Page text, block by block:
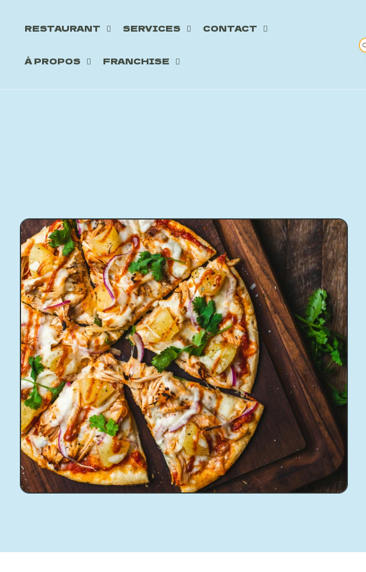
RESTAURANT SERVICES CONTACT
À PROPOS FRANCHISE